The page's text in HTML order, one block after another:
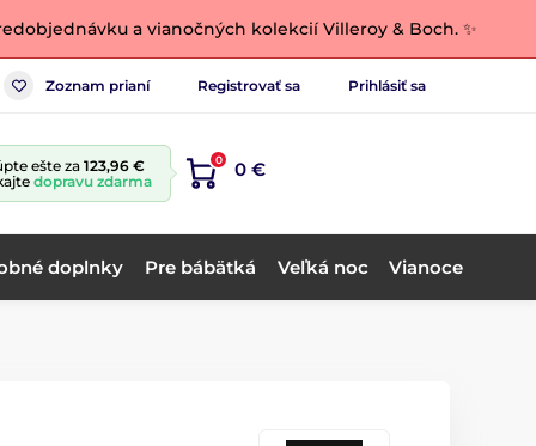
a vianočných kolekcií Villeroy & Boch. ✨
Zoznam prianí Registrovať sa Prihlásiť sa
ešte za 123,96 €
dopravu zdarma
0 0 €
doplnky Pre bábätká Veľká noc Vianoce